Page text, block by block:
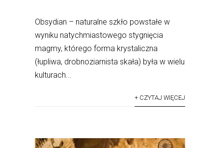
Obsydian – naturalne szkło powstałe w
wyniku natychmiastowego stygnięcia
magmy, którego forma krystaliczna
(łupliwa, drobnoziarnista skała) była w wielu
kulturach...
+ CZYTAJ WIĘCEJ